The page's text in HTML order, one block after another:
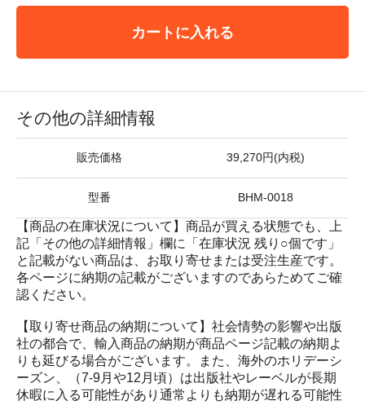
カートに入れる
その他の詳細情報
販売価格 39,270円(内税)
型番 BHM-0018
【商品の在庫状況について】商品が買える状態でも、上
記「その他の詳細情報」欄に「在庫状況 残り○個です」
と記載がない商品は、お取り寄せまたは受注生産です。
各ページに納期の記載がございますのであらためてご確
認ください。
【取り寄せ商品の納期について】社会情勢の影響や出版
社の都合で、輸入商品の納期が商品ページ記載の納期よ
りも延びる場合がございます。また、海外のホリデーシ
ーズン、（7-9月や12月頃）は出版社やレーベルが長期
休暇に入る可能性があり通常よりも納期が遅れる可能性